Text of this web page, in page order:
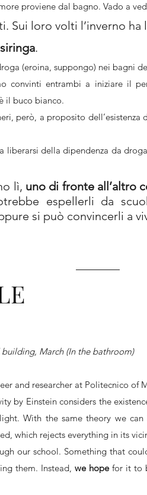
proviene dal bagno. Vado a
Sui loro volti l’inverno ha
siringa.
(eroina, suppongo) nei bagni
convinti entrambi a iniziare il
il buco bianco.
però, a proposito dell’esistenza
liberarsi della dipendenza da
lì, uno di fronte all’altro
espellerli da
si può convincerli a
March (In the bathroom)
and researcher at Politecnico of
by Einstein considers the
With the same theory we
which rejects everything in its
our school. Something that
them. Instead, we hope for it to